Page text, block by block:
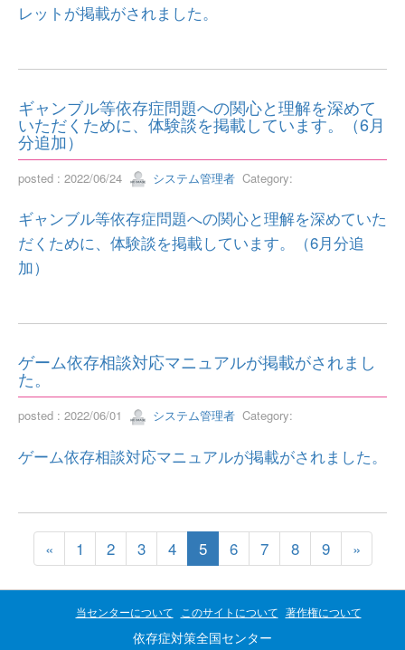
レットが掲載がされました。
ギャンブル等依存症問題への関心と理解を深めて
いただくために、体験談を掲載しています。（6月
分追加）
posted : 2022/06/24 システム管理者 Category:
ギャンブル等依存症問題への関心と理解を深めていた
だくために、体験談を掲載しています。（6月分追
加）
ゲーム依存相談対応マニュアルが掲載がされまし
た。
posted : 2022/06/01 システム管理者 Category:
ゲーム依存相談対応マニュアルが掲載がされました。
« 1 2 3 4 5 6 7 8 9 »
当センターについて このサイトについて 著作権について
依存症対策全国センター